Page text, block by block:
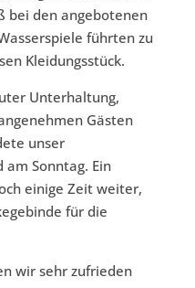
bei den angebotenen
führten zu
Kleidungsstück.
Unterhaltung,
Gästen
unser
am Sonntag. Ein
einige Zeit weiter,
für die
wir sehr zufrieden